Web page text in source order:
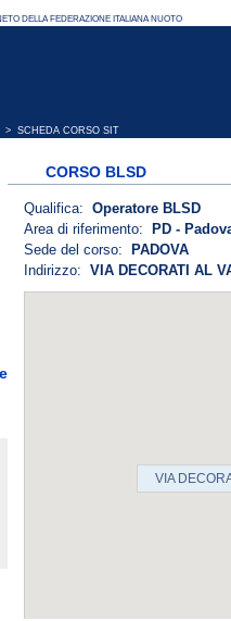
> SCHEDA CORSO SIT
CORSO BLSD
Qualifica: Operatore BLSD
Area di riferimento:
PD -
Sede del corso:
PADOVA
Indirizzo: VIA DECORATI AL
VIA